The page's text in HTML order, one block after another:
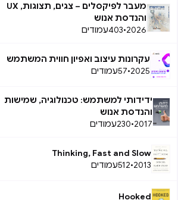
מעבר לפיקסלים – צגים, תצוגות, UX
והנדסת אנוש
2026
•
403עמודים
עקרונות עיצוב ואפיון חווית המשתמש
2025
•
57עמודים
ידידותי למשתמש: טכנולוגיה, שמישות
והנדסת אנוש
2017
•
230עמודים
Thinking, Fast and Slow
2013
•
512עמודים
Hooked